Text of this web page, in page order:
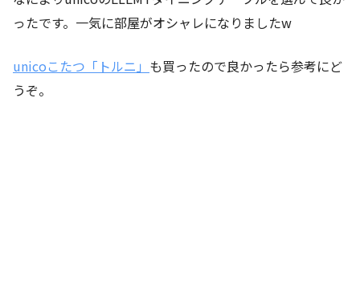
ったです。一気に部屋がオシャレになりましたw
unicoこたつ「トルニ」 も買ったので良かったら参考にど
うぞ。